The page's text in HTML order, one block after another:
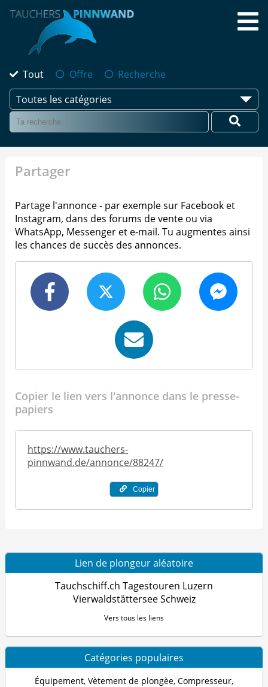
Tout Offre
Recherche
Toutes les catégories
Partager
Partage l'annonce - par exemple sur Facebook et
Instagram, dans des forums de vente ou via
WhatsApp, Messenger et e-mail. Tu augmentes ainsi
les chances de succès des annonces.
Copier le lien vers l'annonce dans le presse-
papiers
https://www.tauchers-
pinnwand.de/annonce/88247/
Copier
Lien de plongeur aléatoire
Tauchschiff.ch Tagestouren Luzern
Vierwaldstättersee Schweiz
Vers tous les liens
Catégories populaires
Équipement, Vètement de plongèe, Compresseur,